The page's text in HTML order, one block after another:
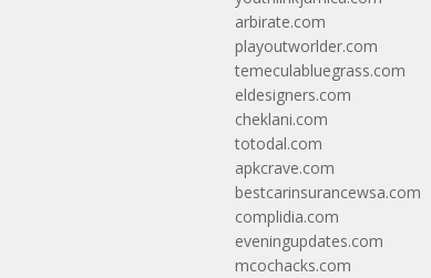
arbirate.com
playoutworlder.com
temeculabluegrass.com
eldesigners.com
cheklani.com
totodal.com
apkcrave.com
bestcarinsurancewsa.com
complidia.com
eveningupdates.com
mcochacks.com